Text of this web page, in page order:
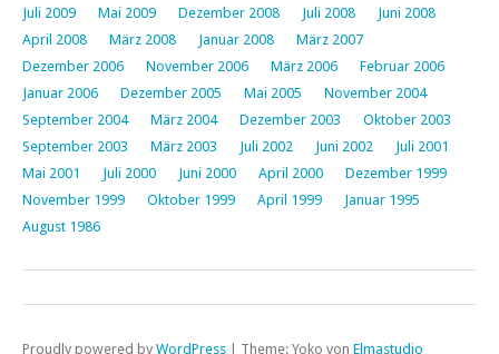
Juli 2009
Mai 2009 Dezember 2008 Juli 2008
Juni 2008
April 2008
März 2008 Januar 2008
März 2007
Dezember 2006
November 2006 März 2006
Februar 2006
Januar 2006
Dezember 2005 Mai 2005
November 2004
September 2004
März 2004 Dezember 2003
Oktober 2003
September 2003
März 2003 Juli 2002 Juni 2002
Juli 2001
Mai 2001
Juli 2000 Juni 2000 April 2000
Dezember 1999
November 1999
Oktober 1999 April 1999
Januar 1995
August 1986
Proudly powered by WordPress Theme: Yoko von Elmastudio